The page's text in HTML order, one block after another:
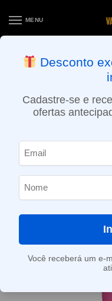
MENU
ENTREGA NO MESMO
APROVADOS
Desconto
Cadastre-se e
ofertas
Você receberá um e-